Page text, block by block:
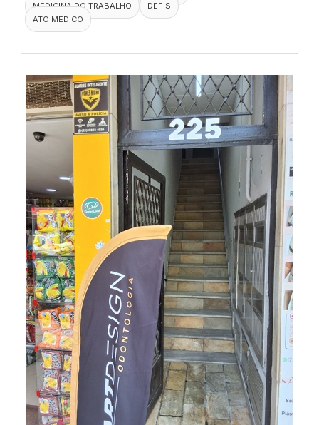
MEDICINA DO TRABALHO
DEFIS
ATO MEDICO